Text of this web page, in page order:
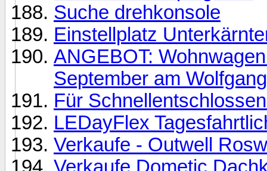
Suche drehkonsole
Einstellplatz
ANGEBOT:
September am
Für
LEDayFlex
Verkaufe - Outwell
Verkaufe Dometic